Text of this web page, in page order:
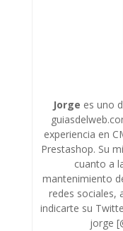
Jorge es uno
experiencia en
Prestashop. Su
cuanto a
mantenimiento
redes sociales,
indicarte su
jorge